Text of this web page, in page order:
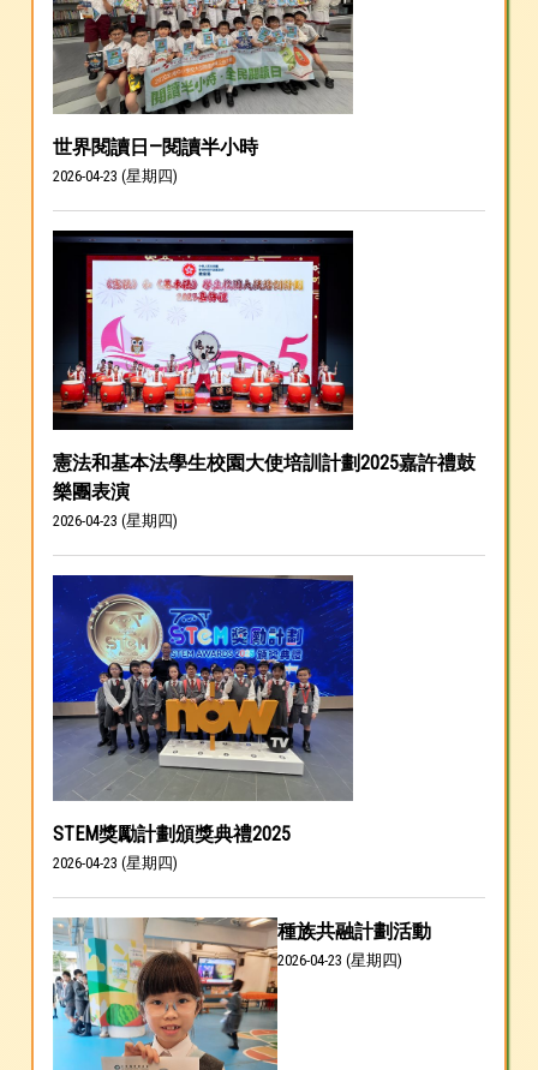
世界閱讀日—閱讀半小時
2026-04-23 (星期四)
憲法和基本法學生校園大使培訓計劃2025嘉許禮鼓
樂團表演
2026-04-23 (星期四)
STEM獎勵計劃頒獎典禮2025
2026-04-23 (星期四)
種族共融計劃活動
2026-04-23 (星期四)